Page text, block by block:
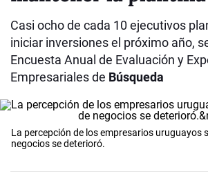
Casi ocho de cada 10 ejecutivos
iniciar inversiones el próximo año,
Encuesta Anual de Evaluación y
Empresariales de Búsqueda
La percepción de los empresarios uruguayos
negocios se deterioró.